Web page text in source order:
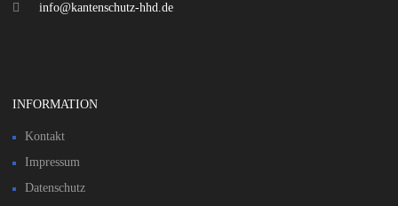
info@kantenschutz-hhd.de
INFORMATION
Kontakt
Impressum
Datenschutz